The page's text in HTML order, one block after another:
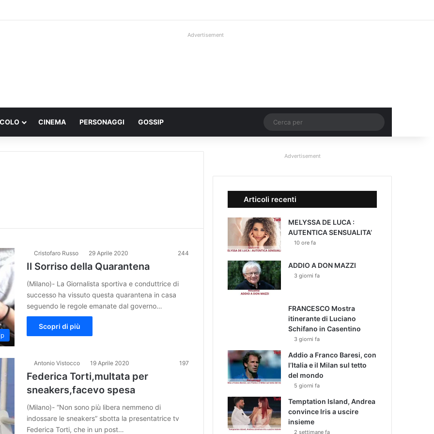
Advertisement
CINEMA PERSONAGGI GOSSIP Un articolo a caso
per
Cristofaro Russo 29 Aprile 2020 244
Il Sorriso della Quarantena
(Milano)- La Giornalista sportiva e conduttrice di
successo ha vissuto questa quarantena in casa
seguendo le regole emanate dal governo…
Scopri di più
Antonio Vistocco 19 Aprile 2020 197
Federica Torti,multata per
sneakers,facevo spesa
(Milano)- “Non sono più libera nemmeno di
indossare le sneakers” sbotta la presentatrice tv
Federica Torti, che in un post…
Advertisement
Articoli recenti
MELYSSA DE LUCA :
AUTENTICA SENSUALITA’
10 ore fa
ADDIO A DON MAZZI
3 giorni fa
FRANCESCO Mostra
itinerante di Luciano
Schifano in Casentino
3 giorni fa
Addio a Franco Baresi, con
l’Italia e il Milan sul tetto
del mondo
5 giorni fa
Temptation Island, Andrea
convince Iris a uscire
insieme
2 settimane fa